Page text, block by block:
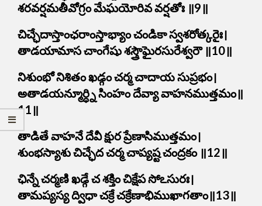
శరవర్షమతీవోగ్రం మేఘయోరివ వర్షతోః ॥9॥
చిచ్ఛేదాస్తాంఛరాంస్తాభ్యాం చండికా స్వశరోత్కరైః।
తాడయామాస చాంగేషు శస్త్రౌఘైరసురేశ్వరౌ ॥10॥
నిశుంభో నిశితం ఖడ్గం చర్మ చాదాయ సుప్రభం।
అతాడయన్మూర్ధ్ని సింహం దేవ్యా వాహనముత్తమం॥
11॥
తాడితే వాహనే దేవీ క్షుర ప్రేణాసిముత్తమం।
శుంభస్యాశు చిచ్ఛేద చర్మ చాప్యష్ట చంద్రకం ॥12॥
ఛిన్నే చర్మణి ఖడ్గే చ శక్తిం చిక్షేప సోఽసురః।
తామప్యస్య ద్విధా చక్రే చక్రేణాభిముఖాగతాం॥13॥